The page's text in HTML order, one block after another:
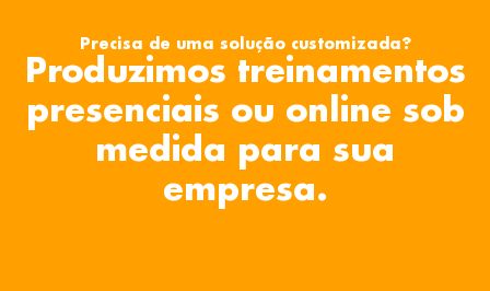
Precisa de uma solução customizada?
Produzimos treinamentos
presenciais ou online sob
medida para sua
empresa.